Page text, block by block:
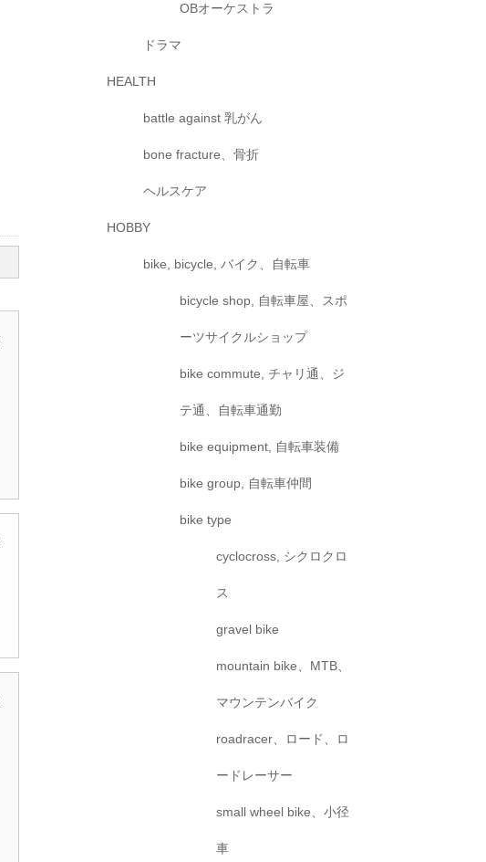
OBオーケストラ
ドラマ
HEALTH
battle against 乳がん
bone fracture、骨折
ヘルスケア
HOBBY
bike, bicycle, バイク、自転車
bicycle shop, 自転車屋、スポ
ーツサイクルショップ
bike commute, チャリ通、ジ
テ通、自転車通勤
bike equipment, 自転車装備
bike group, 自転車仲間
bike type
cyclocross, シクロクロ
ス
gravel bike
mountain bike、MTB、
マウンテンバイク
roadracer、ロード、ロ
ードレーサー
small wheel bike、小径
車